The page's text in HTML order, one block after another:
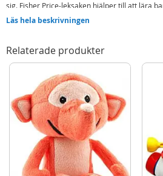
sig. Fisher Price-leksaken hjälper till att lära
Två sätt att leka: sittande eller som en
Utmanar barnets motorik
Små barn från 12 månader kan sitta och leka
när de börjar gå. Fantastisk och rolig leksak
rollspel.
Innehåller:
Fisher Price klassiska telefon
Detaljer:
Ålder: från 12 månader
Läs hela beskrivningen
Relaterade produkter